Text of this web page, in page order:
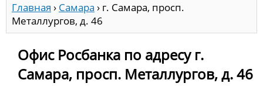
Главная › Самара › г. Самара, просп.
Металлургов, д. 46
Офис Росбанка по адресу г.
Самара, просп. Металлургов, д. 46